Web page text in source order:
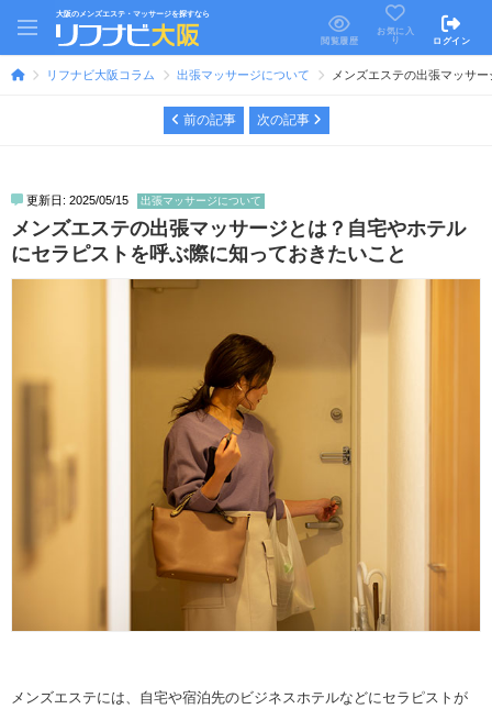
大阪のメンズエステ・マッサージを探すなら
閲覧履歴
お気に入
り
ログイン
リフナビ大阪コラム 出張マッサージについて メンズエステの出張マッサ
前の記事 次の記事
更新日: 2025/05/15 出張マッサージについて
メンズエステの出張マッサージとは？自宅やホテル
にセラピストを呼ぶ際に知っておきたいこと
メンズエステには、自宅や宿泊先のビジネスホテルなどにセラピストが